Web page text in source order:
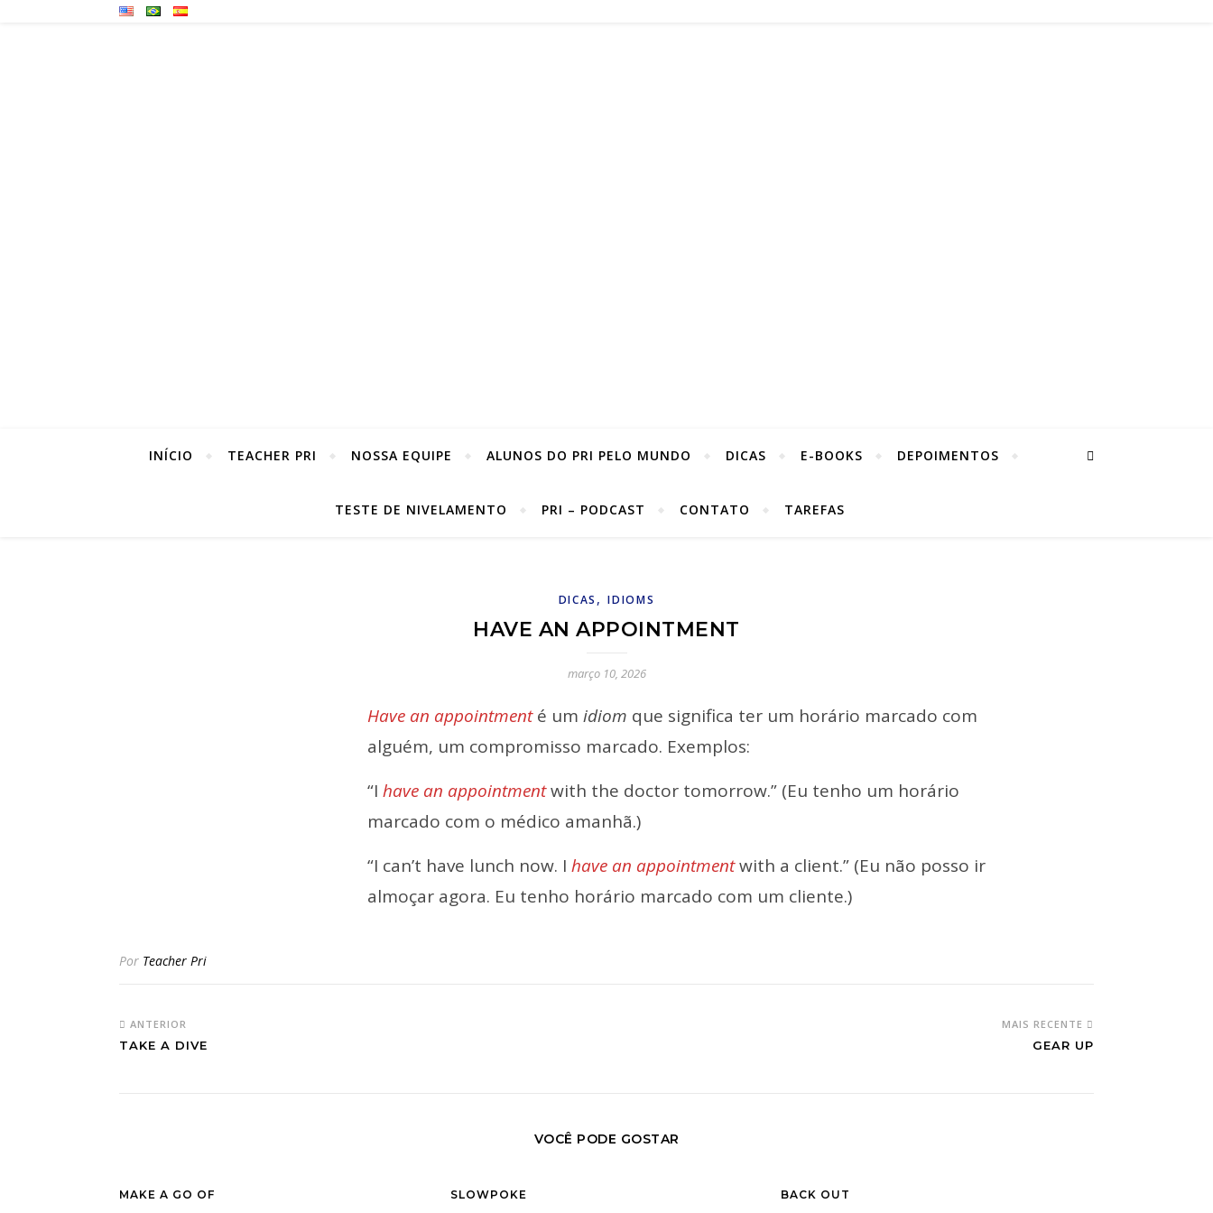
INÍCIO TEACHER PRI NOSSA EQUIPE ALUNOS DO PRI PELO MUNDO DICAS E-BOOKS DEPOIMENTOS
TESTE DE NIVELAMENTO PRI – PODCAST CONTATO TAREFAS
DICAS ,IDIOMS
HAVE AN APPOINTMENT
março 10, 2026
Have an appointmenté umidiom que significa ter um horário marcado com
alguém, um compromisso marcado. Exemplos:
“Ihave an appointmentwith the doctor tomorrow.” (Eu tenho um horário
marcado com o médico amanhã.)
“I can’t have lunch now. Ihave an appointmentwith a client.” (Eu não posso ir
almoçar agora. Eu tenho horário marcado com um cliente.)
Por Teacher Pri
ANTERIOR
TAKE A DIVE
MAIS RECENTE
GEAR UP
VOCÊ PODE GOSTAR
MAKE A GO OF SLOWPOKE BACK OUT